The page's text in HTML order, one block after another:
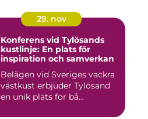
29. nov
Konferens vid Tylösands
kustlinje: En plats för
inspiration och samverkan
Belägen vid Sveriges vackra
västkust erbjuder Tylösand
en unik plats för bå...